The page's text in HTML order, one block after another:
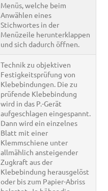
Menüs, welche beim
Anwählen eines
Stichwortes in der
Menüzeile herunterklappen
und sich dadurch öffnen.
Technik zu objektiven
Festigkeitsprüfung von
Klebebindungen. Die zu
prüfende Klebebindung
wird in das P.-Gerät
aufgeschlagen eingespannt.
Dann wird ein einzelnes
Blatt mit einer
Klemmschiene unter
allmählich ansteigender
Zugkraft aus der
Klebebindung herausgelöst
oder bis zum Papier-Abriss